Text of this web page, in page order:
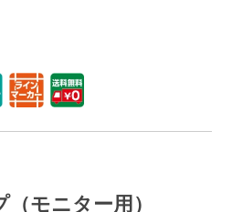
モニター用）